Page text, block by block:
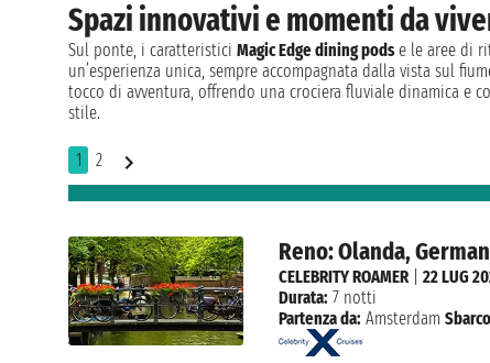
Spazi innovativi e momenti da
Sul ponte, i caratteristiciMagic Edge dining podse le aree di
un’esperienza unica, sempre accompagnata dalla vista sul
tocco di avventura, offrendo una crociera fluviale dinamica e
stile.
1 2
Reno: Olanda,
CELEBRITY ROAMER| 22 LUG
Durata: 7 notti
Partenza da: Amsterdam